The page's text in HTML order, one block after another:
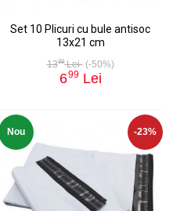
Set 10 Plicuri cu bule antisoc
13x21 cm
1399Lei (-50%)
699 Lei
Nou -23%